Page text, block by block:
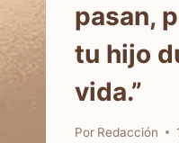
pasan,
tu hijo
vida.”
Por Redacción